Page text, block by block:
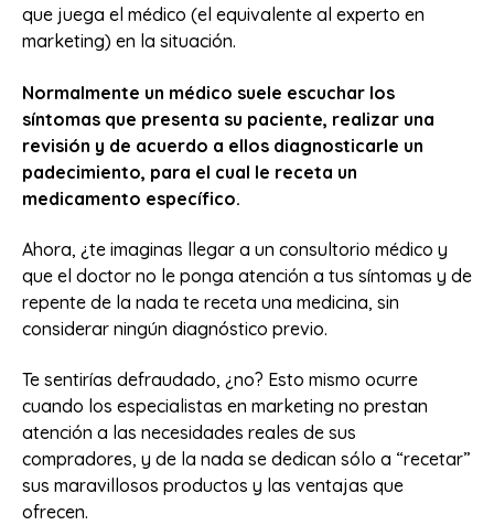
que juega el médico (el equivalente al experto en
marketing) en la situación.
Normalmente un médico suele escuchar los
síntomas que presenta su paciente, realizar una
revisión y de acuerdo a ellos diagnosticarle un
padecimiento, para el cual le receta un
medicamento específico.
Ahora, ¿te imaginas llegar a un consultorio médico y
que el doctor no le ponga atención a tus síntomas y de
repente de la nada te receta una medicina, sin
considerar ningún diagnóstico previo.
Te sentirías defraudado, ¿no? Esto mismo ocurre
cuando los especialistas en marketing no prestan
atención a las necesidades reales de sus
compradores, y de la nada se dedican sólo a “recetar”
sus maravillosos productos y las ventajas que
ofrecen.